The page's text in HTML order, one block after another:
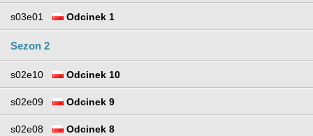
s03e01 Odcinek 1
Sezon 2
s02e10 Odcinek 10
s02e09 Odcinek 9
s02e08 Odcinek 8